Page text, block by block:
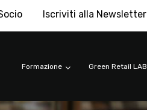
Iscriviti alla Newsletter
Formazione Green Retail LAB